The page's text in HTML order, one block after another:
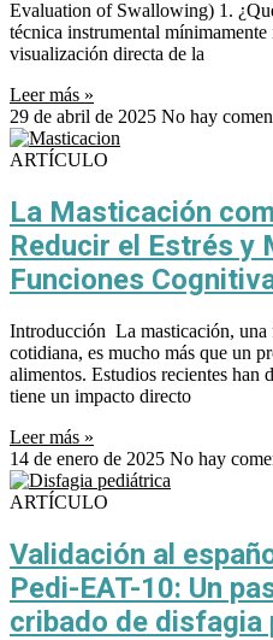
Evaluation of Swallowing) 1.
técnica instrumental
visualización directa de la
Leer más »
29 de abril de 2025 No hay
ARTÍCULO
La Masticación
Reducir el Estrés y
Funciones
Introducción La masticación, una
cotidiana, es mucho más que un
alimentos. Estudios recientes han
tiene un impacto directo
Leer más »
14 de enero de 2025 No hay
ARTÍCULO
Validación al
Pedi-EAT-10: Un
cribado de disfagia